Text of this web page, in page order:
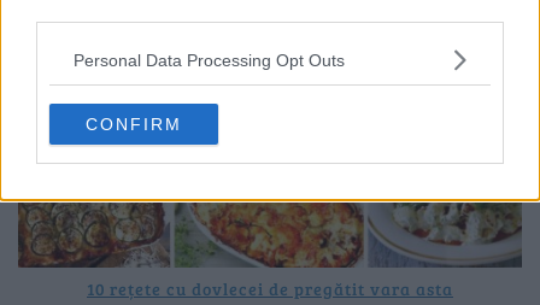
Personal Data Processing Opt Outs
CONFIRM
10 rețete cu dovlecei de pregătit vara asta